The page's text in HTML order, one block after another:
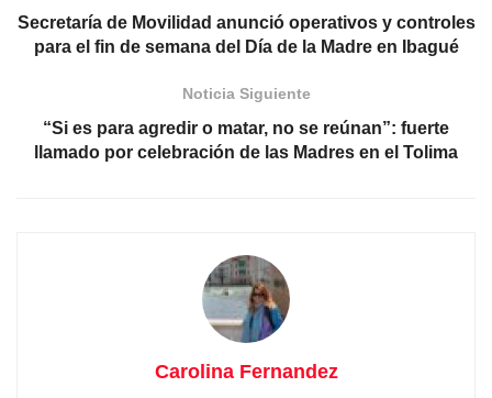
Secretaría de Movilidad anunció operativos y controles
para el fin de semana del Día de la Madre en Ibagué
Noticia Siguiente
“Si es para agredir o matar, no se reúnan”: fuerte
llamado por celebración de las Madres en el Tolima
Carolina Fernandez